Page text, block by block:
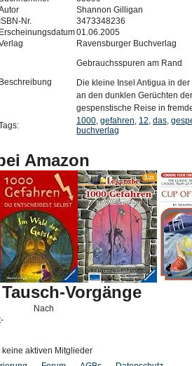
Shannon Gilligan
ISBN-Nr.
3473348236
Erscheinungsdatum01.06.2005
Ravensburger Buchverlag
Beschreibung
Gebrauchsspuren am Rand
Die kleine Insel Antigua in
an den dunklen Gerüchten
gespenstische Reise in
1000, gefahren, 12, das,
buchverlag
Amazon
Vorgänge
Nach
aktiven Mitglieder